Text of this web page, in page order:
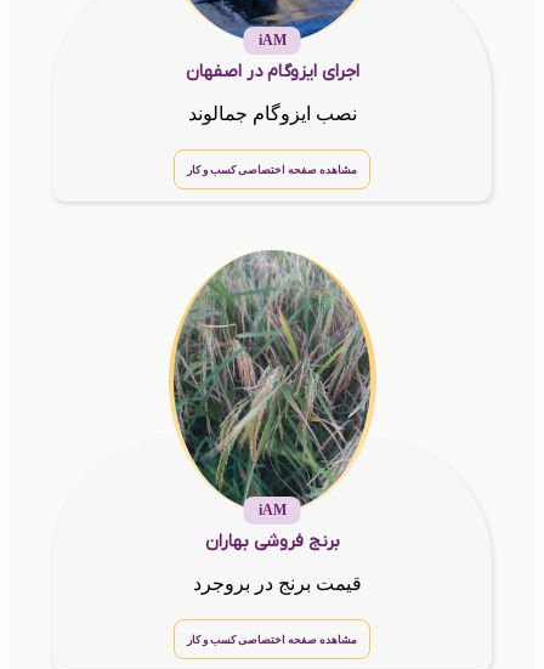
iAM
اجرای ایزوگام در اصفهان
نصب ایزوگام جمالوند
مشاهده صفحه اختصاصی کسب و کار
iAM
برنج فروشی بهاران
قیمت برنج در بروجرد
مشاهده صفحه اختصاصی کسب و کار